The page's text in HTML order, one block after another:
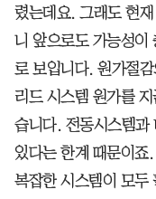
렸는데요. 그래도 현
니 앞으로도 가능성이
로 보입니다. 원가절
리드 시스템 원가를
습니다. 전동시스템과
있다는 한계 때문이죠
복잡한 시스템이 모두